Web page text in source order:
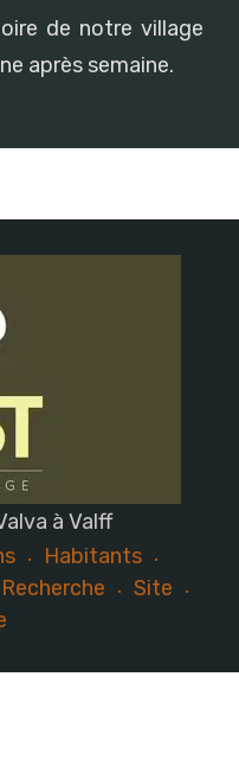
de notre village
après semaine.
à Valff
Habitants
Recherche
Site